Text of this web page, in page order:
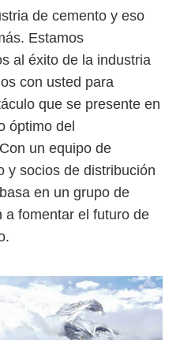
de cemento y eso
Estamos
al éxito de la industria
con usted para
que se presente en
óptimo del
un equipo de
y socios de distribución
en un grupo de
a fomentar el futuro de